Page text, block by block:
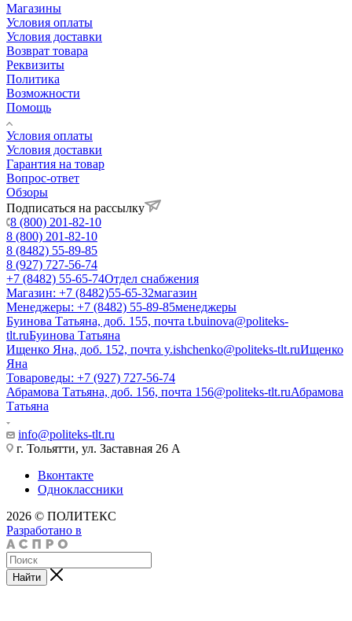
Магазины
Условия оплаты
Условия доставки
Возврат товара
Реквизиты
Политика
Возможности
Помощь
Условия оплаты
Условия доставки
Гарантия на товар
Вопрос-ответ
Обзоры
Подписаться на рассылку
8 (800) 201-82-10
8 (800) 201-82-10
8 (8482) 55-89-85
8 (927) 727-56-74
+7 (8482) 55-65-74Отдел снабжения
Магазин: +7 (8482)55-65-32магазин
Менеджеры: +7 (8482) 55-89-85менеджеры
Буинова Татьяна, доб. 155, почта t.buinova@politeks-
tlt.ruБуинова Татьяна
Ищенко Яна, доб. 152, почта y.ishchenko@politeks-tlt.ruИщенко
Яна
Товароведы: +7 (927) 727-56-74
Абрамова Татьяна, доб. 156, почта 156@politeks-tlt.ruАбрамова
Татьяна
info@politeks-tlt.ru
г. Тольятти, ул. Заставная 26 А
Вконтакте
Одноклассники
2026 © ПОЛИТЕКС
Разработано в
Найти